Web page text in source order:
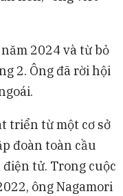
2024 và từ bỏ
2. Ông đã rời hội
triển từ một cơ sở
đoàn toàn cầu
tử. Trong cuộc
ông Nagamori